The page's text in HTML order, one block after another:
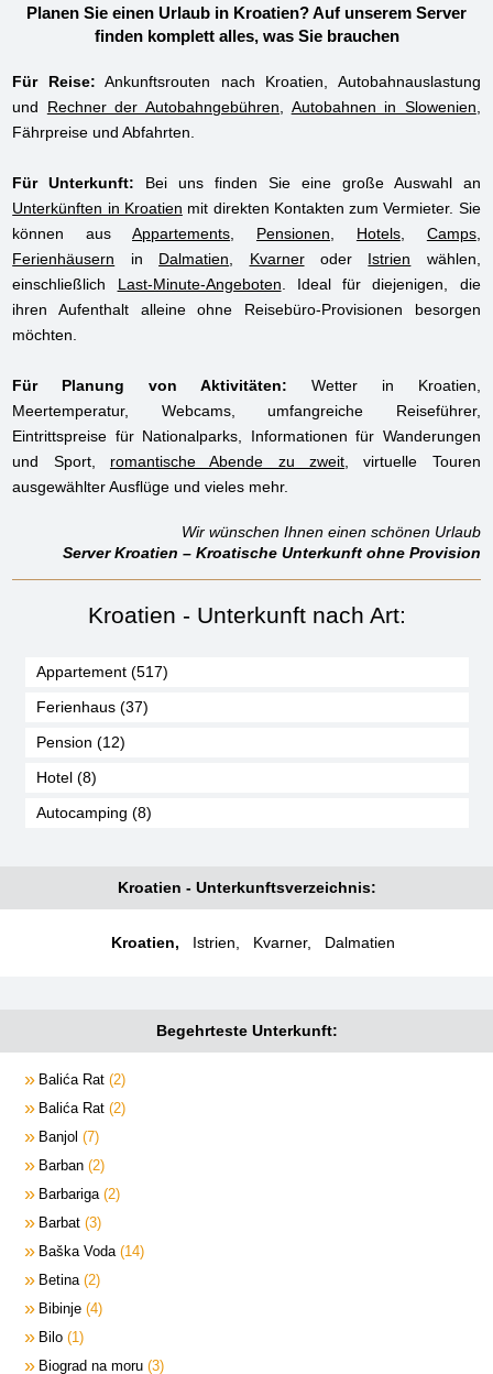
Planen Sie einen Urlaub in Kroatien? Auf unserem Server
finden komplett alles, was Sie brauchen
Für Reise: Ankunftsrouten nach Kroatien, Autobahnauslastung
und Rechner der Autobahngebühren Autobahnen in Slowenien
Fährpreise und Abfahrten.
Für Unterkunft: Bei uns finden Sie eine große Auswahl an
Unterkünften in Kroatien mit direkten Kontakten zum Vermieter. Sie
können ausAppartements Pensionen Hotels, Camps,
Ferienhäusern in Dalmatien Kvarneroder Istrien wählen,
einschließlich Last-Minute-Angeboten . Ideal für diejenigen, die
ihren Aufenthalt alleine ohne Reisebüro-Provisionen besorgen
möchten.
Für Planung von Aktivitäten: Wetter in Kroatien,
Meertemperatur, Webcams, umfangreiche Reiseführer,
Eintrittspreise für Nationalparks, Informationen für Wanderungen
und Sport, romantische Abende zu zweit , virtuelle Touren
ausgewählter Ausflüge und vieles mehr.
Wir wünschen Ihnen einen schönen Urlaub
ServerKroatien – Kroatische Unterkunft ohne Provision
Kroatien - Unterkunft nach Art:
Appartement (517)
Ferienhaus (37)
Pension (12)
Hotel (8)
Autocamping (8)
Kroatien - Unterkunftsverzeichnis:
Kroatien, Istrien, Kvarner, Dalmatien
Begehrteste Unterkunft:
Balića Rat 2
Balića Rat 2
Banjol
7
Barban 2
Barbariga 2
Barbat 3
Baška Voda 14
Betina 2
Bibinje 4
Bilo 1
Biograd na moru 3